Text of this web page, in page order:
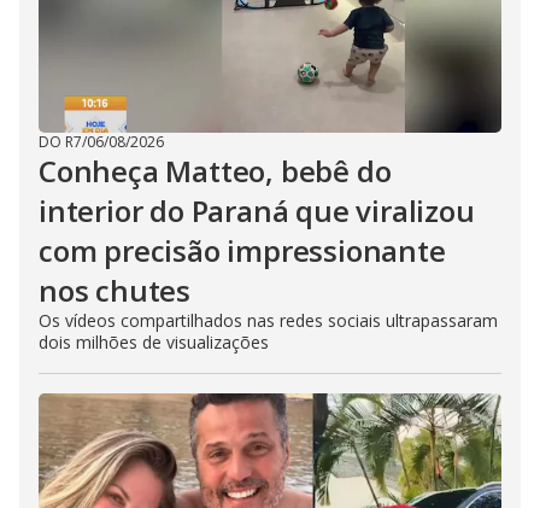
DO R7/06/08/2026
Conheça Matteo, bebê do
interior do Paraná que viralizou
com precisão impressionante
nos chutes
Os vídeos compartilhados nas redes sociais ultrapassaram
dois milhões de visualizações